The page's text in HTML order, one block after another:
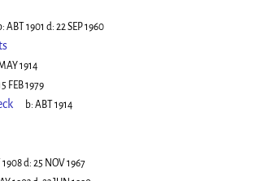
ABT 1901 d: 22 SEP 1960
1914
FEB 1979
b: ABT 1914
1908d: 25 NOV 1967